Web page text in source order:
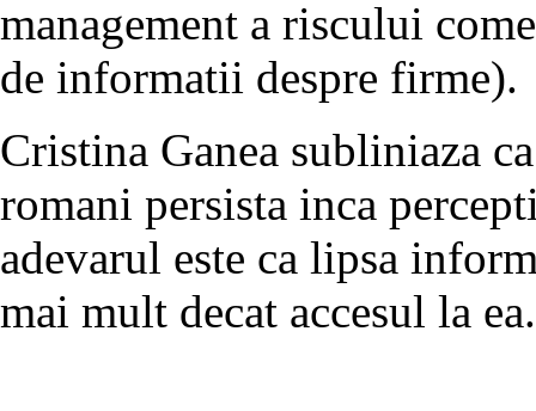
management a riscului
de informatii despre firme).
Cristina Ganea subliniaza
romani persista inca
adevarul este ca lipsa
mai mult decat accesul la ea.